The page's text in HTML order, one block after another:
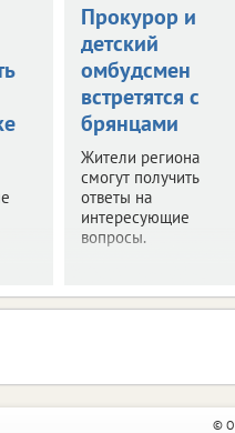
Прокурор и
детский
омбудсмен
встретятся с
брянцами
Жители региона
смогут получить
ответы на
интересующие
вопросы.
©